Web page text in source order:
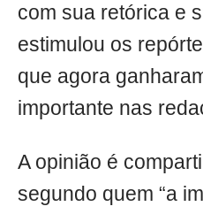
com sua retórica e
estimulou os
que agora
importante nas
A opinião é
segundo quem “a